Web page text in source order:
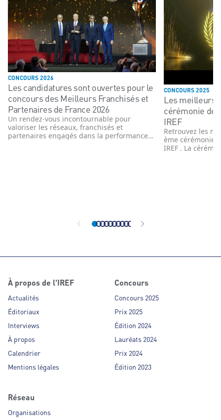
CONCOURS 2026
Les candidatures sont ouvertes pour le
concours des Meilleurs Franchisés et
Partenaires de France 2026
Un rendez-vous incontournable pour
valoriser les réseaux, franchisés et
partenaires engagés dans la performance
CONCOURS 2025
Les meilleurs
cérémonie de
IREF
Retrouvez les
ème cérémonie
IREF . La
À propos de l'IREF
Actualités
Éditoriaux
Interviews
À propos
Calendrier
Mentions légales
Concours
Concours 2025
Prix 2025
Édition 2024
Lauréats 2024
Prix 2024
Édition 2023
Réseau
Organisations